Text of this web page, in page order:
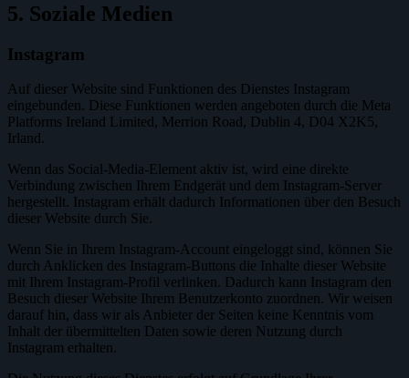
5. Soziale Medien
Instagram
Auf dieser Website sind Funktionen des Dienstes Instagram
eingebunden. Diese Funktionen werden angeboten durch die Meta
Platforms Ireland Limited, Merrion Road, Dublin 4, D04 X2K5,
Irland.
Wenn das Social-Media-Element aktiv ist, wird eine direkte
Verbindung zwischen Ihrem Endgerät und dem Instagram-Server
hergestellt. Instagram erhält dadurch Informationen über den Besuch
dieser Website durch Sie.
Wenn Sie in Ihrem Instagram-Account eingeloggt sind, können Sie
durch Anklicken des Instagram-Buttons die Inhalte dieser Website
mit Ihrem Instagram-Profil verlinken. Dadurch kann Instagram den
Besuch dieser Website Ihrem Benutzerkonto zuordnen. Wir weisen
darauf hin, dass wir als Anbieter der Seiten keine Kenntnis vom
Inhalt der übermittelten Daten sowie deren Nutzung durch
Instagram erhalten.